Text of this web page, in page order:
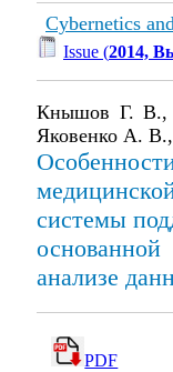
Cybernetics
Issue (2014,
Кнышов Г. В.,
Яковенко А.
системы
анализе
PDF